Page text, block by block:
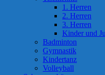
1. Herren
2. Herren
3. Herren
Kinder und
Badminton
Gymnastik
Kindertanz
Volleyball